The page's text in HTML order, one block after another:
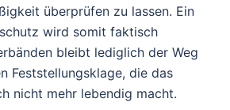
überprüfen zu lassen. Ein
wird somit faktisch
bleibt lediglich der Weg
Feststellungsklage, die das
nicht mehr lebendig macht.